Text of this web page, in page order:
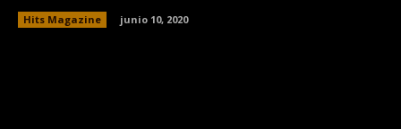
Hits Magazine junio 10, 2020